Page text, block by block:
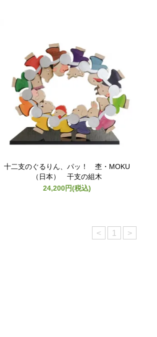
十二支のぐるりん、パッ！ 杢・MOKU
（日本） 干支の組木
24,200円(税込)
< 1 >